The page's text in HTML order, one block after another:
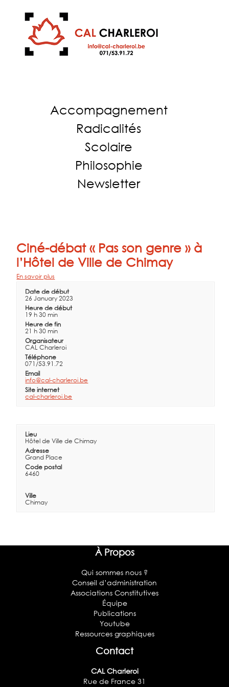
Accompagnement
Radicalités
Scolaire
Philosophie
Newsletter
Ciné-débat « Pas son genre » à
l’Hôtel de Ville de Chimay
En savoir plus
Date de début
26 January 2023
Heure de début
19 h 30 min
Heure de fin
21 h 30 min
Organisateur
CAL Charleroi
Téléphone
071/53.91.72
Email
info@cal-charleroi.be
Site internet
cal-charleroi.be
Lieu
Hôtel de Ville de Chimay
Adresse
Grand Place
Code postal
6460
Ville
Chimay
À Propos
Qui sommes nous ?
Conseil d’administration
Associations Constitutives
Équipe
Publications
Youtube
Ressources graphiques
Contact
CAL Charleroi
Rue de France 31